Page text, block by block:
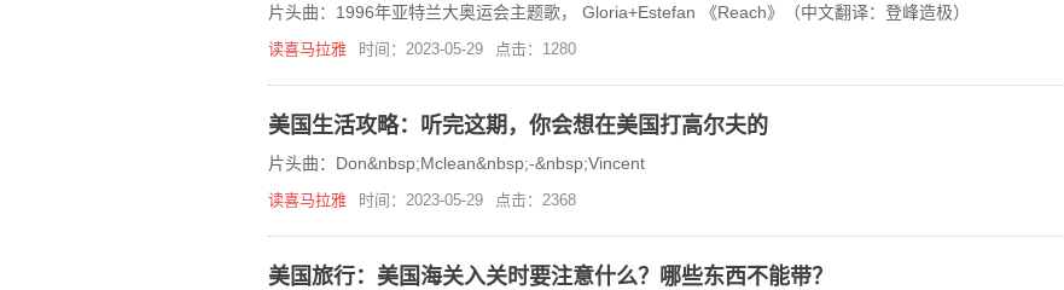
片头曲：1996年亚特兰大奥运会主题歌， Gloria+Estefan 《Reach》（中文翻译：登峰造极）
读喜马拉雅 时间：2023-05-29 点击：1280
美国生活攻略：听完这期，你会想在美国打高尔夫的
片头曲：Don&nbsp;Mclean&nbsp;-&nbsp;Vincent
读喜马拉雅 时间：2023-05-29 点击：2368
美国旅行：美国海关入关时要注意什么？哪些东西不能带？